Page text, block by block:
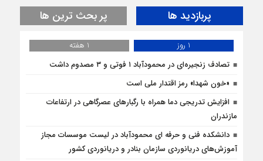
پربازدید ها پر بحث ترین ها
1 روز
1 هفته
تصادف زنجیره‌ای در محمودآباد ۱ فوتی و ۳ مصدوم داشت
«خون شهدا» رمز اقتدار ملی است
افزایش تدریجی دما همراه با رگبارهای عصرگاهی در ارتفاعات
مازندران
دانشکده فنی و حرفه ای محمودآباد در لیست موسسات مجاز
آموزش‌های دریانوردی سازمان بنادر و دریانوردی کشور